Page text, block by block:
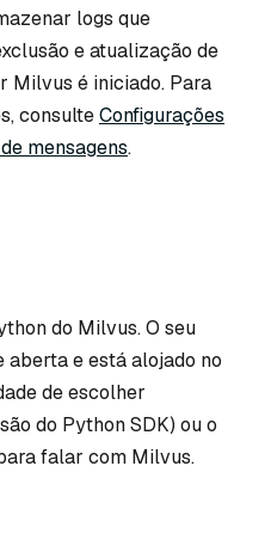
logs que
e atualização de
Milvus é iniciado. Para
consulteConfigurações
mensagens.
do Milvus. O seu
aberta e está alojado no
de escolher
do Python SDK) ou o
falar com Milvus.